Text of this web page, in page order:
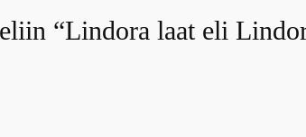
“Lindora laat eli